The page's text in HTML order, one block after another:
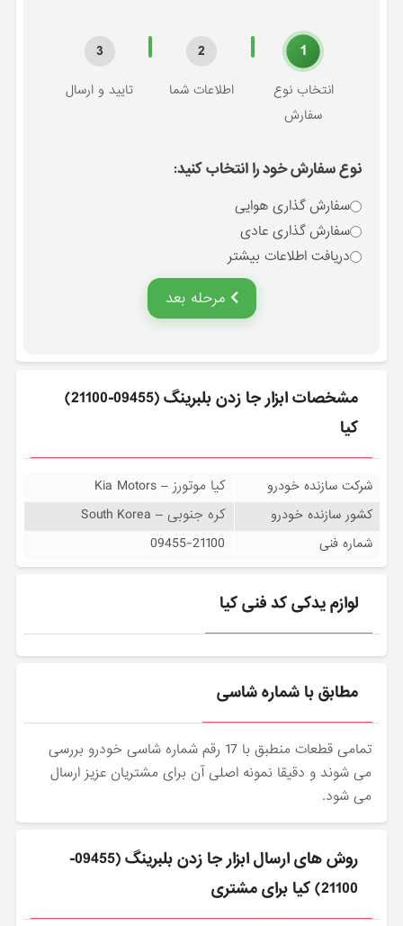
1
انتخاب نوع
سفارش
2
اطلاعات شما
3
تایید و ارسال
نوع سفارش خود را انتخاب کنید:
سفارش گذاری هوایی
سفارش گذاری عادی
دریافت اطلاعات بیشتر
مرحله بعد
مشخصات ابزار جا زدن بلبرينگ (09455-21100)
کیا
شرکت سازنده خودرو کیا موتورز – Kia Motors
کشور سازنده خودرو کره جنوبی – South Korea
شماره فنی 09455-21100
لوازم یدکی کد فنی کیا
مطابق با شماره شاسی
تمامی قطعات منطبق با 17 رقم شماره شاسی خودرو بررسی
می شوند و دقیقا نمونه اصلی آن برای مشتریان عزیز ارسال
می شود.
روش های ارسال ابزار جا زدن بلبرينگ (09455-
21100) کیا برای مشتری